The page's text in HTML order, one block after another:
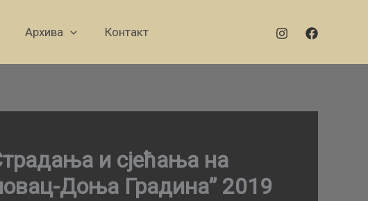
Архива Контакт
и сјећања на
Доња Градина” 2019